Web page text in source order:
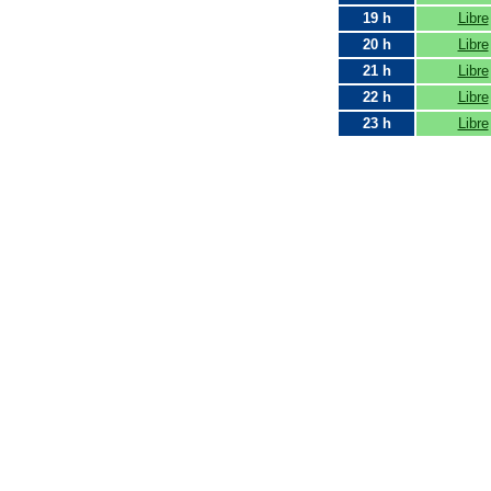
19 h
Libre
20 h
Libre
21 h
Libre
22 h
Libre
23 h
Libre